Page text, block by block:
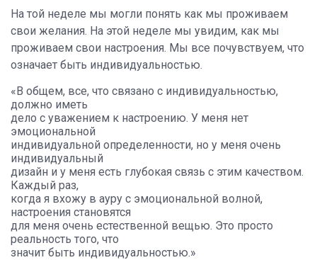
На той неделе мы могли понять как мы проживаем
свои желания. На этой неделе мы увидим, как мы
проживаем свои настроения. Мы все почувствуем, что
означает быть индивидуальностью.
«В общем, все, что связано с индивидуальностью,
должно иметь
дело с уважением к настроению. У меня нет
эмоциональной
индивидуальной определенности, но у меня очень
индивидуальный
дизайн и у меня есть глубокая связь с этим качеством.
Каждый раз,
когда я вхожу в ауру с эмоциональной волной,
настроения становятся
для меня очень естественной вещью. Это просто
реальность того, что
значит быть индивидуальностью.»